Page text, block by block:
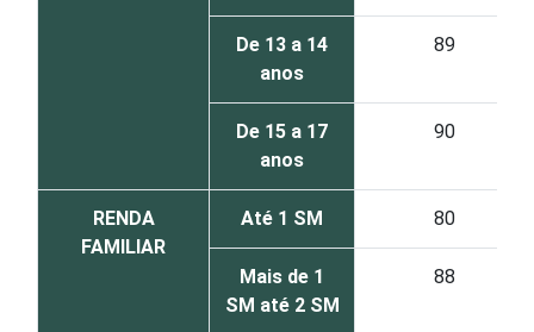
De 13 a 14
anos
89
De 15 a 17
anos
90
RENDA
FAMILIAR
Até 1 SM 80
Mais de 1
SM até 2 SM
88